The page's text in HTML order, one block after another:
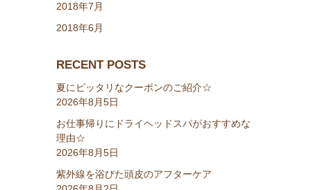
2018年7月
2018年6月
RECENT POSTS
夏にピッタリなクーポンのご紹介☆
2026年8月5日
お仕事帰りにドライヘッドスパがおすすめな
理由☆
2026年8月5日
紫外線を浴びた頭皮のアフターケア